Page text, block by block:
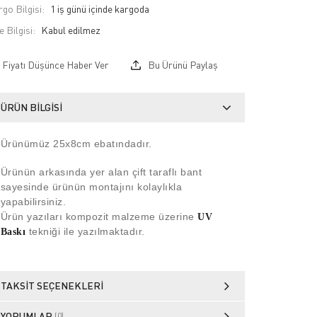
Bilgisi:
1 iş günü içinde kargoda
Bilgisi:
Fiyatı Düşünce Haber Ver Bu Ürünü Paylaş
ÜRÜN BILGISI
Ürünümüz 25x8cm ebatındadır.
Ürünün arkasında yer alan çift taraflı bant
sayesinde ürünün montajını kolaylıkla
yapabilirsiniz.
Ürün yazıları kompozit malzeme üzerineUV
Baskı tekniği ile yazılmaktadır.
TAKSIT SEÇENEKLERI